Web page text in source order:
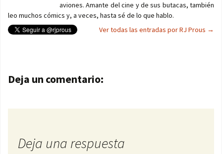
aviones. Amante del cine y de sus butacas, también
leo muchos cómics y, a veces, hasta sé de lo que hablo.
Ver todas las entradas por RJ Prous →
Navegación de entradas
Deja un comentario:
Deja una respuesta